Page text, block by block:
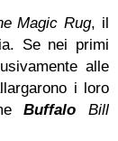
Magic Rug, il
Se nei primi
alle
i loro
Buffalo Bill